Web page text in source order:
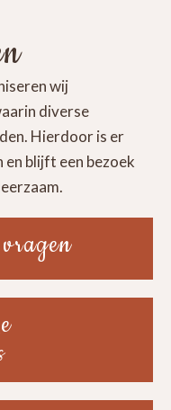
wij
diverse
Hierdoor is er
blijft een bezoek